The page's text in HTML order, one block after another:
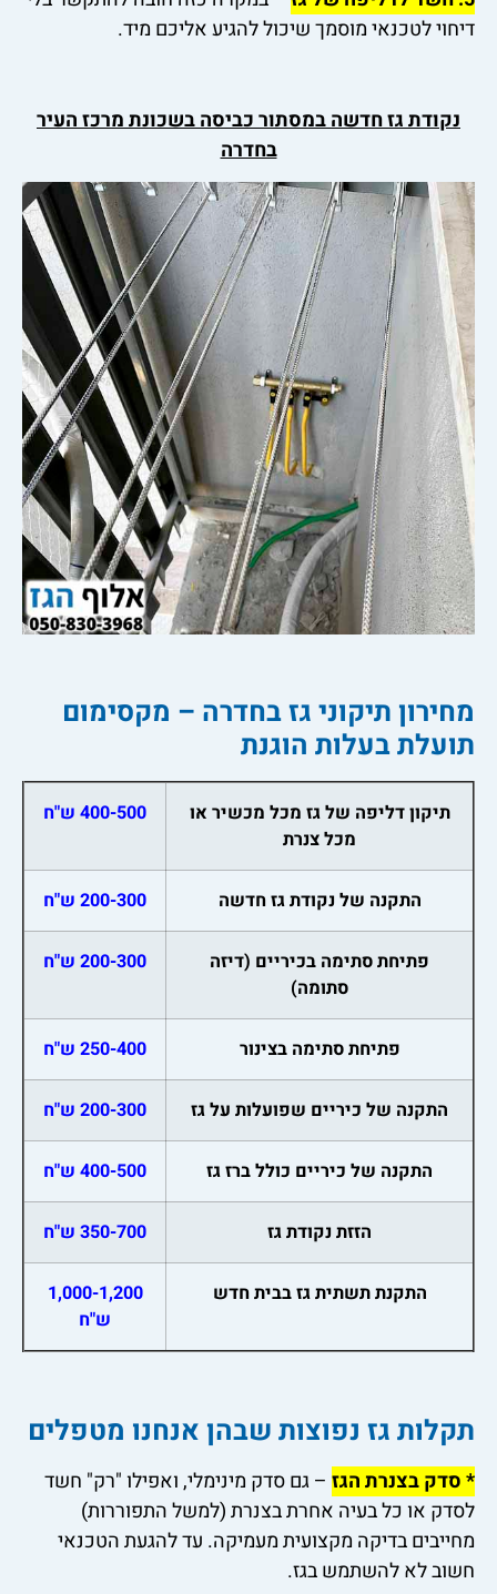
דיחוי לטכנאי מוסמך שיכול להגיע אליכם מיד.
נקודת גז חדשה במסתור כביסה בשכונת מרכז העיר
בחדרה
מחירון תיקוני גז בחדרה – מקסימום
תועלת בעלות הוגנת
תיקון דליפה של גז מכל מכשיר או
מכל צנרת
400-500 ש"ח
התקנה של נקודת גז חדשה 200-300 ש"ח
פתיחת סתימה בכיריים (דיזה
סתומה)
200-300 ש"ח
פתיחת סתימה בצינור 250-400 ש"ח
התקנה של כיריים שפועלות על גז 200-300 ש"ח
התקנה של כיריים כולל ברז גז 400-500 ש"ח
הזזת נקודת גז 350-700 ש"ח
התקנת תשתית גז בבית חדש
1,000-1,200
ש"ח
תקלות גז נפוצות שבהן אנחנו מטפלים
* סדק בצנרת הגז – גם סדק מינימלי, ואפילו "רק" חשד
לסדק או כל בעיה אחרת בצנרת (למשל התפוררות)
מחייבים בדיקה מקצועית מעמיקה. עד להגעת הטכנאי
חשוב לא להשתמש בגז.